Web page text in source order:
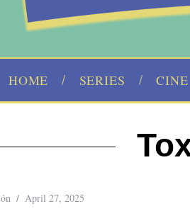
HOME SERIES CINE
April 27, 2025